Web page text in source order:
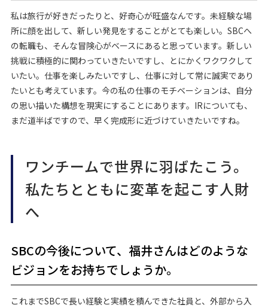
私は旅行が好きだったりと、好奇心が旺盛なんです。未経験な場
所に顔を出して、新しい発見をすることがとても楽しい。SBCへ
の転職も、そんな冒険心がベースにあると思っています。新しい
挑戦に積極的に関わっていきたいですし、とにかくワクワクして
いたい。仕事を楽しみたいですし、仕事に対して常に誠実であり
たいとも考えています。今の私の仕事のモチベーションは、自分
の思い描いた構想を現実にすることにあります。IRについても、
まだ道半ばですので、早く完成形に近づけていきたいですね。
ワンチームで世界に羽ばたこう。
私たちとともに変革を起こす人財
へ
SBCの今後について、福井さんはどのような
ビジョンをお持ちでしょうか。
これまでSBCで長い経験と実績を積んできた社員と、外部から入